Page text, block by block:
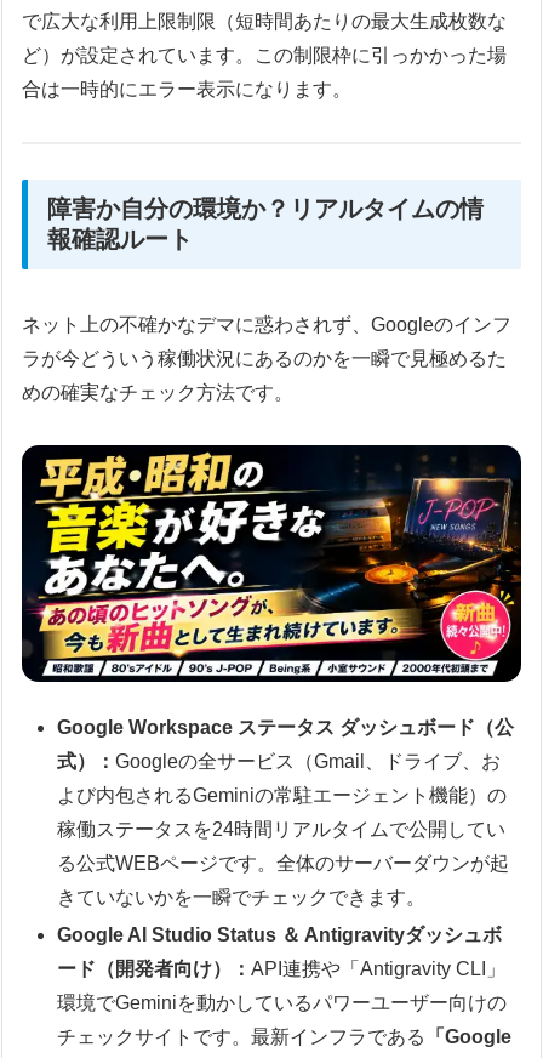
で広大な利用上限制限（短時間あたりの最大生成枚数な
ど）が設定されています。この制限枠に引っかかった場
合は一時的にエラー表示になります。
障害か自分の環境か？リアルタイムの情
報確認ルート
ネット上の不確かなデマに惑わされず、Googleのインフ
ラが今どういう稼働状況にあるのかを一瞬で見極めるた
めの確実なチェック方法です。
Google Workspace ステータス ダッシュボード（公
式）：Googleの全サービス（Gmail、ドライブ、お
よび内包されるGeminiの常駐エージェント機能）の
稼働ステータスを24時間リアルタイムで公開してい
る公式WEBページです。全体のサーバーダウンが起
きていないかを一瞬でチェックできます。
Google AI Studio Status ＆ Antigravityダッシュボ
ード（開発者向け）：API連携や「Antigravity CLI」
環境でGeminiを動かしているパワーユーザー向けの
チェックサイトです。最新インフラである
「Google